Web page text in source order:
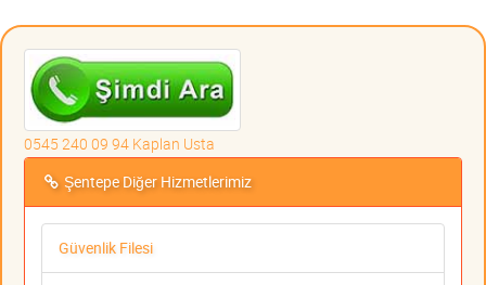
0545 240 09 94 Kaplan Usta
Şentepe Diğer Hizmetlerimiz
Güvenlik Filesi